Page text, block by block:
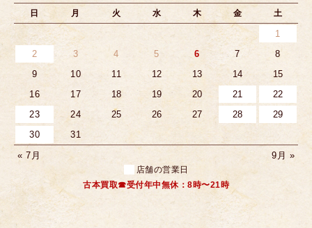
日 月 火 水 木 金 土
1
2
3 4 5 6 7
8
9
10 11 12 13 14
15
16
17 18 19 20 21
22
23
24 25 26 27 28
29
30
31
« 7月
9月 »
店舗の営業日
古本買取☎受付年中無休：8時〜21時